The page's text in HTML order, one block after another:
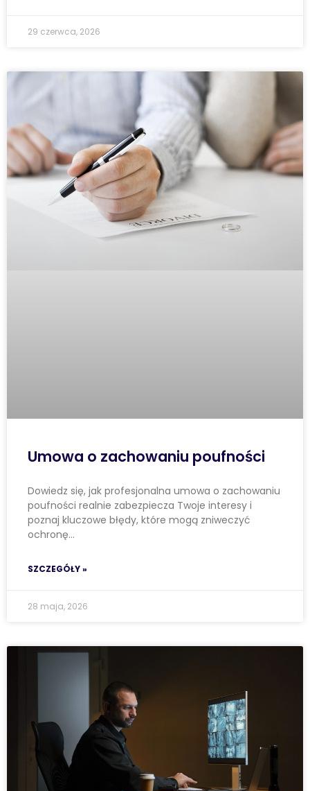
29 czerwca, 2026
Umowa o zachowaniu poufności
Dowiedz się, jak profesjonalna umowa o zachowaniu
poufności realnie zabezpiecza Twoje interesy i
poznaj kluczowe błędy, które mogą zniweczyć
ochronę…
SZCZEGÓŁY »
28 maja, 2026